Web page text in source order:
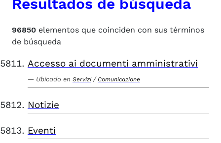
Resultados de búsqueda
96850 elementos que coinciden con sus términos
de búsqueda
Accesso ai documenti amministrativi
Ubicado en Servizi / Comunicazione
Notizie
Eventi